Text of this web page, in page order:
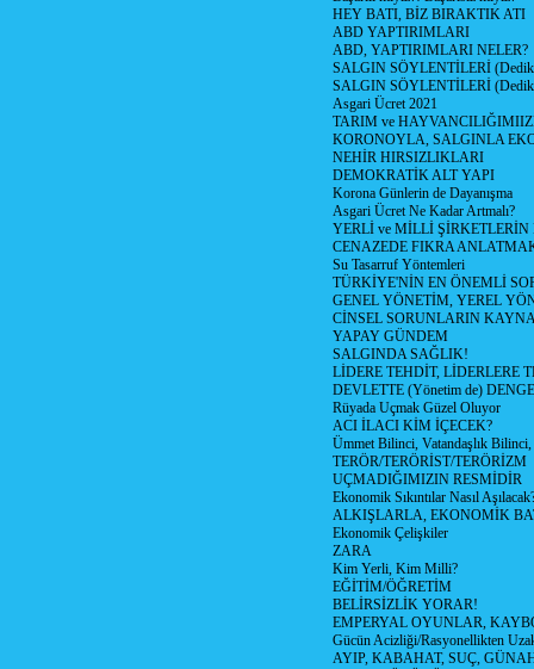
HEY BATI, BİZ BIRAKTIK ATI
ABD YAPTIRIMLARI
ABD, YAPTIRIMLARI NELER?
SALGIN SÖYLENTİLERİ
SALGIN SÖYLENTİLERİ
Asgari Ücret 2021
TARIM ve
KORONOYLA, SALGINLA
NEHİR HIRSIZLIKLARI
DEMOKRATİK ALT YAPI
Korona Günlerin de Dayanışma
Asgari Ücret Ne Kadar Artmalı?
YERLİ ve MİLLİ
CENAZEDE FIKRA
Su Tasarruf Yöntemleri
TÜRKİYE'NİN EN ÖNEMLİ
GENEL YÖNETİM, YEREL
CİNSEL SORUNLARIN
YAPAY GÜNDEM
SALGINDA SAĞLIK!
LİDERE TEHDİT, LİDERLERE
DEVLETTE (Yönetim de)
Rüyada Uçmak Güzel Oluyor
ACI İLACI KİM İÇECEK?
Ümmet Bilinci, Vatandaşlık
TERÖR/TERÖRİST/TERÖRİZM
UÇMADIĞIMIZIN RESMİDİR
Ekonomik Sıkıntılar Nasıl
ALKIŞLARLA, EKONOMİK
Ekonomik Çelişkiler
ZARA
Kim Yerli, Kim Milli?
EĞİTİM/ÖĞRETİM
BELİRSİZLİK YORAR!
EMPERYAL OYUNLAR,
Gücün Acizliği/Rasyonellikten
AYIP, KABAHAT, SUÇ,